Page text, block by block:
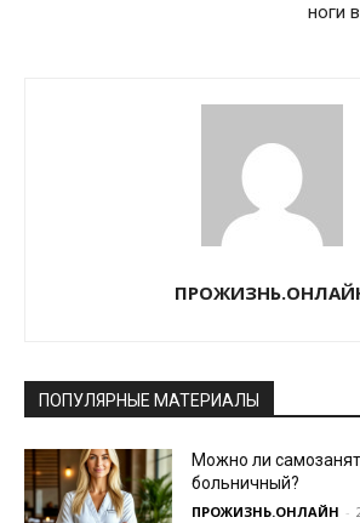
ноги
ПОПУЛЯРНЫЕ МАТЕРИАЛЫ
Можно ли
больничный?
ПРОЖИЗНЬ.ОНЛАЙН -